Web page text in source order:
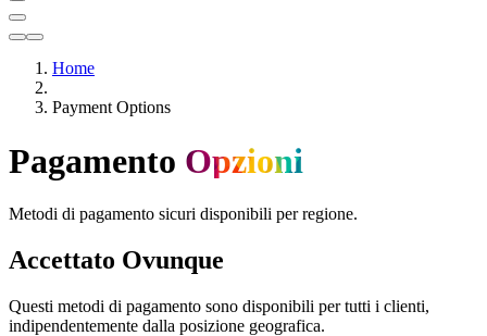
Home
Payment Options
Pagamento Opzioni
Metodi di pagamento sicuri disponibili per regione.
Accettato Ovunque
Questi metodi di pagamento sono disponibili per tutti i clienti,
indipendentemente dalla posizione geografica.